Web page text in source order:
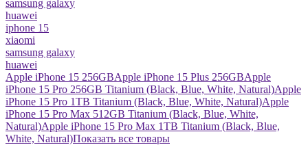
samsung galaxy
huawei
iphone 15
xiaomi
samsung galaxy
huawei
Apple iPhone 15 256GBApple iPhone 15 Plus 256GBApple
iPhone 15 Pro 256GB Titanium (Black, Blue, White, Natural)Apple
iPhone 15 Pro 1TB Titanium (Black, Blue, White, Natural)Apple
iPhone 15 Pro Max 512GB Titanium (Black, Blue, White,
Natural)Apple iPhone 15 Pro Max 1TB Titanium (Black, Blue,
White, Natural)Показать все товары